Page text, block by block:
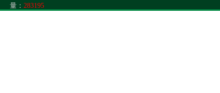
量： 283195